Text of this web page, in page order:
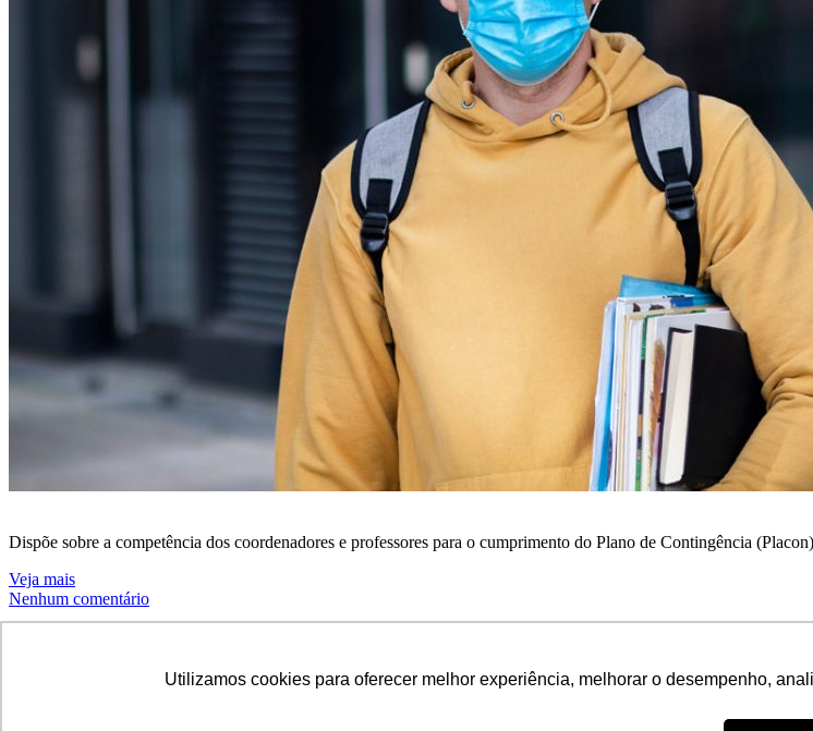
Utilizamos cookies para oferecer melhor experiência, melhorar o desempenho,
Dispõe sobre a competência dos coordenadores e professores para o cumprimento do Plano de Contingência
Veja mais
Nenhum comentário